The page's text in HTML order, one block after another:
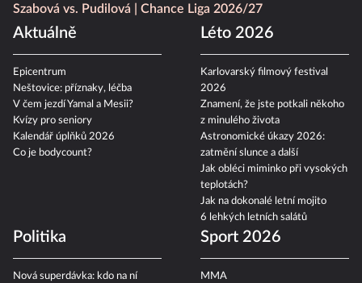
Szabová vs. Pudilová
Chance Liga 2026/27
Aktuálně
Epicentrum
Neštovice: příznaky, léčba
V čem jezdí Yamal a Mesii?
Kvízy pro seniory
Kalendář úplňků 2026
Co je bodycount?
Léto 2026
Karlovarský filmový festival
2026
Znamení, že jste potkali někoho
z minulého života
Astronomické úkazy 2026:
zatmění slunce a další
Jak obléci miminko při vysokých
teplotách?
Jak na dokonalé letní mojito
6 lehkých letních salátů
Politika
Nová superdávka: kdo na ní
Sport 2026
MMA